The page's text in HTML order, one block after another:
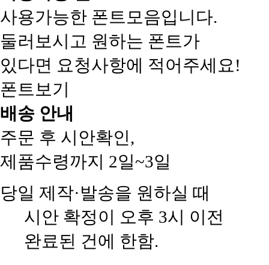
사용가능한 폰트모음입니다.
둘러보시고 원하는 폰트가
있다면 요청사항에 적어주세요!
폰트보기
배송 안내
주문 후 시안확인,
제품수령까지 2일~3일
당일 제작·발송을 원하실 때
시안 확정이 오후 3시 이전
완료된 건에 한함.